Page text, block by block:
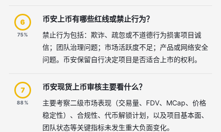
6
75%
币安上币有哪些红线或禁止行为？
禁止行为包括：欺诈、疏忽或不道德行为损害项目诚
信；团队治理问题；市场活跃度不足；产品或网络安全
问题。币安保留自行决定项目是否适合上市的权利。
7
88%
币安现货上币审核主要看什么？
主要考察二级市场表现（交易量、FDV、MCap、价格
稳定性）、合规性、代币解锁计划，以及项目基本面、
团队状态等关键指标未发生重大负面变化。